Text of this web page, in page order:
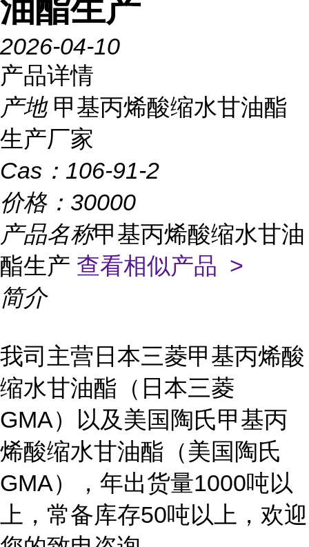
油酯生产
2026-04-10
产品详情
产地 甲基丙烯酸缩水甘油酯
生产厂家
Cas： 106-91-2
价格： 30000
产品名称甲基丙烯酸缩水甘油
酯生产 查看相似产品 >
简介
我司主营日本三菱甲基丙烯酸
缩水甘油酯（日本三菱
GMA）以及美国陶氏甲基丙
烯酸缩水甘油酯（美国陶氏
GMA），年出货量1000吨以
上，常备库存50吨以上，欢迎